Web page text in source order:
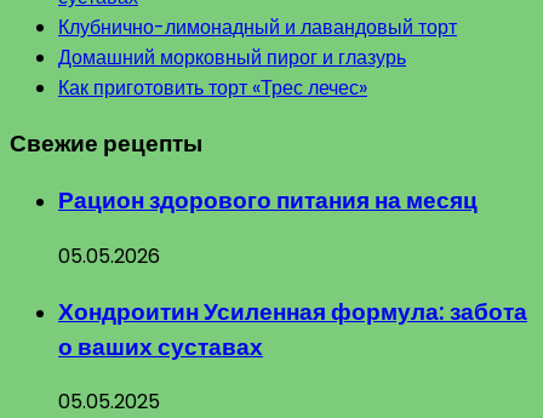
Клубнично-лимонадный и лавандовый торт
Домашний морковный пирог и глазурь
Как приготовить торт «Трес лечес»
Свежие рецепты
Рацион здорового питания на месяц
05.05.2026
Хондроитин Усиленная формула: забота
о ваших суставах
05.05.2025